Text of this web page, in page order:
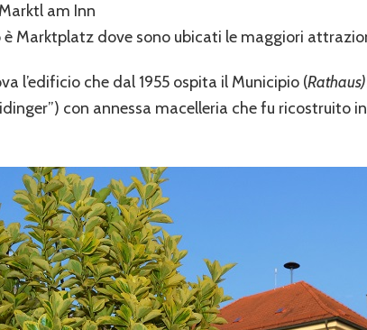
Marktl am Inn
Marktplatz dove sono ubicati le maggiori
l’edificio che dal 1955 ospita il Municipio (Rathaus)
con annessa macelleria che fu ricostruito